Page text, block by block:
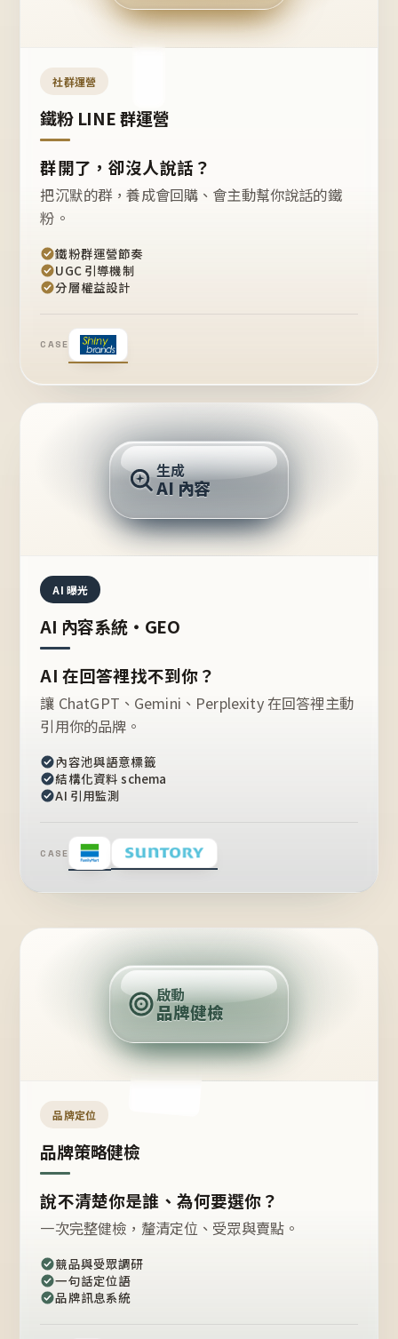
開團
嗎？
社群運營
鐵粉 LINE 群運營
群開了，卻沒人說話？
把沉默的群，養成會回購、會主動幫你說話的鐵
粉。
鐵粉群運營節奏
UGC 引導機制
分層權益設計
CASE
推薦的台灣品牌？
生成
AI 內容
AI 曝光
AI 內容系統・GEO
AI 在回答裡找不到你？
讓 ChatGPT、Gemini、Perplexity 在回答裡主動
引用你的品牌。
內容池與語意標籤
結構化資料 schema
AI 引用監測
CASE
定
位
點
啟動
品牌健檢
品牌定位
品牌策略健檢
說不清楚你是誰、為何要選你？
一次完整健檢，釐清定位、受眾與賣點。
競品與受眾調研
一句話定位語
品牌訊息系統